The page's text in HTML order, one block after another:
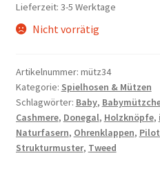
Lieferzeit: 3-5 Werktage
Nicht vorrätig
Artikelnummer: mütz34
Kategorie: Spielhosen & Mützen
Schlagwörter: Baby,
Cashmere, Donegal, Holzknöpfe,
Naturfasern, Ohrenklappen,
Strukturmuster, Tweed